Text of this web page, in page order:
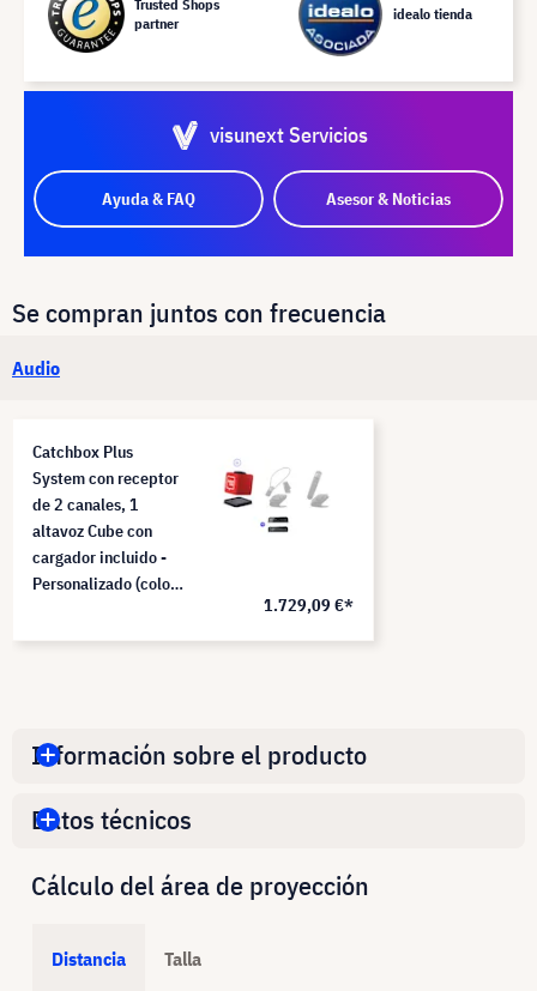
Trusted Shops
partner
idealo tienda
visunext Servicios
Ayuda & FAQ Asesor & Noticias
Se compran juntos con frecuencia
Audio
Catchbox Plus
System con receptor
de 2 canales, 1
altavoz Cube con
cargador incluido -
Personalizado (color
1.729,09 €*
Información sobre el producto
Datos técnicos
Cálculo del área de proyección
Distancia Talla